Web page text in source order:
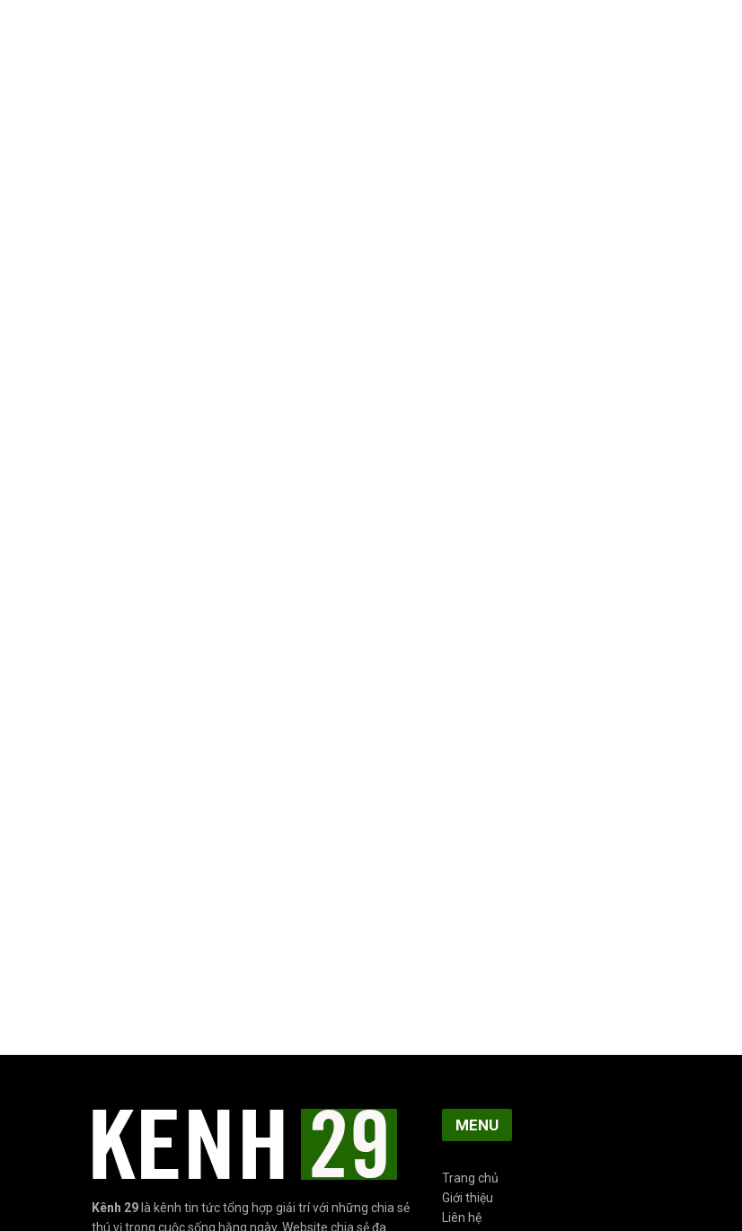
Kênh 29là kênh tin tức tổng hợp giải trí với những chia sẻ
thú vị trong cuộc sống hằng ngày. Website chia sẻ đa
MENU
Trang chủ
Giới thiệu
Liên hệ